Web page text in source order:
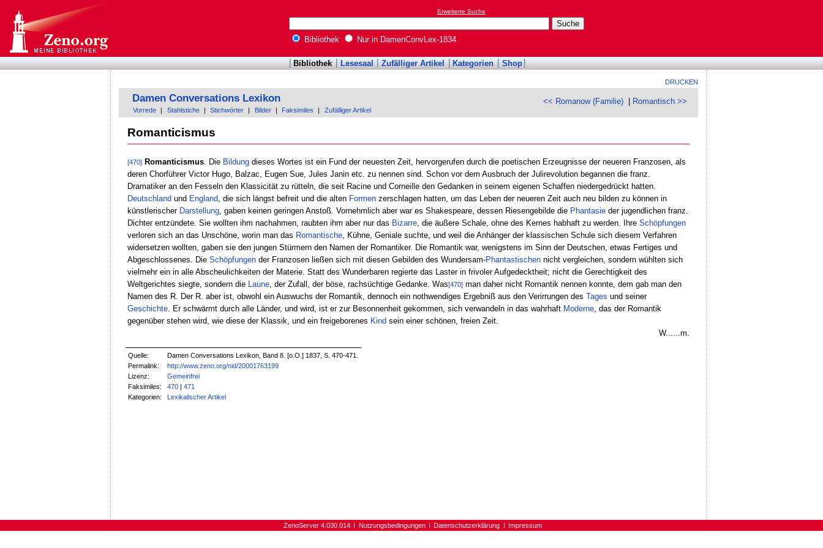
Erweiterte Suche
Bibliothek Nur in DamenConvLex-1834
Bibliothek Lesesaal Zufälliger Artikel Kategorien Shop
DRUCKEN
<< Romanow (Familie) Romantisch >>
Damen Conversations Lexikon
Vorrede Stahlstiche Stichwörter Bilder Faksimiles Zufälliger Artikel
Romanticismus
[470] Romanticismus. Die Bildungdieses Wortes ist ein Fund der neuesten Zeit, hervorgerufen durch die poetischen Erzeugnisse der neueren Franzosen, als
deren Chorführer Victor Hugo, Balzac, Eugen Sue, Jules Janin etc. zu nennen sind. Schon vor dem Ausbruch der Julirevolution begannen die franz.
Dramatiker an den Fesseln den Klassicität zu rütteln, die seit Racine und Corneille den Gedanken in seinem eigenen Schaffen niedergedrückt hatten.
Deutschland und England , die sich längst befreit und die alten Formenzerschlagen hatten, um das Leben der neueren Zeit auch neu bilden zu können in
künstlerischer Darstellung, gaben keinen geringen Anstoß. Vornehmlich aber war es Shakespeare, dessen Riesengebilde die Phantasieder jugendlichen franz.
Dichter entzündete. Sie wollten ihm nachahmen, raubten ihm aber nur das Bizarre, die äußere Schale, ohne des Kernes habhaft zu werden. Ihre Schöpfungen
verloren sich an das Unschöne, worin man das Romantische, Kühne, Geniale suchte, und weil die Anhänger der klassischen Schule sich diesem Verfahren
widersetzen wollten, gaben sie den jungen Stürmern den Namen der Romantiker. Die Romantik war, wenigstens im Sinn der Deutschen, etwas Fertiges und
Abgeschlossenes. Die Schöpfungender Franzosen ließen sich mit diesen Gebilden des Wundersam-Phantastischennicht vergleichen, sondern wühlten sich
vielmehr ein in alle Abscheulichkeiten der Materie. Statt des Wunderbaren regierte das Laster in frivoler Aufgedecktheit; nicht die Gerechtigkeit des
Weltgerichtes siegte, sondern die
Laune, der Zufall, der böse, rachsüchtige Gedanke. Was[470]man daher nicht Romantik nennen konnte, dem gab man den
Namen des R. Der R. aber ist, obwohl ein Auswuchs der Romantik, dennoch ein nothwendiges Ergebniß aus den Verirrungen des Tages und seiner
Geschichte. Er schwärmt durch alle Länder, und wird, ist er zur Besonnenheit gekommen, sich verwandeln in das wahrhaft Moderne, das der Romantik
gegenüber stehen wird, wie diese der Klassik, und ein freigeborenes Kind sein einer schönen, freien Zeit.
W......m.
Quelle:
Damen Conversations Lexikon, Band 8. [o.O.] 1837, S. 470-471.
Permalink:
http://www.zeno.org/nid/20001763199
Lizenz:
Gemeinfrei
Faksimiles:
470 |471
Kategorien:
Lexikalischer Artikel
ZenoServer 4.030.014 Nutzungsbedingungen Datenschutzerklärung Impressum